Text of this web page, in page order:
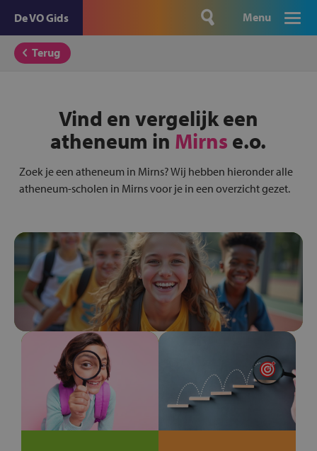
De VO Gids Menu
Terug
Vind en vergelijk een
atheneum in Mirns e.o.
Zoek je een atheneum in Mirns? Wij hebben hieronder alle
atheneum-scholen in Mirns voor je in een overzicht gezet.